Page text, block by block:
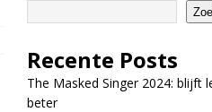
Recente Posts
The Masked Singer 2024: blijft
beter